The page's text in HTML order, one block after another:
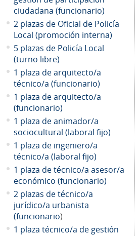
ciudadana (funcionario)
2 plazas de Oficial de Policía
Local (promoción interna)
5 plazas de Policía Local
(turno libre)
1 plaza de arquitecto/a
técnico/a (funcionario)
1 plaza de arquitecto/a
(funcionario)
1 plaza de animador/a
sociocultural (laboral fijo)
1 plaza de ingeniero/a
técnico/a (laboral fijo)
1 plaza de técnico/a asesor/a
económico (funcionario)
2 plazas de técnico/a
jurídico/a urbanista
(funcionario)
1 plaza técnico/a de gestión